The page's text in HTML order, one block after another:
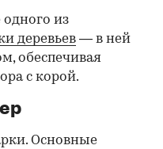
одного из
деревьев — в ней
обеспечивая
с корой.
Основные